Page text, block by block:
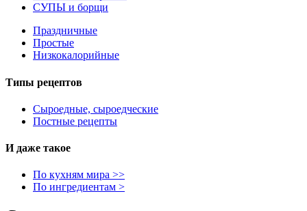
СУПЫ и борщи
Праздничные
Простые
Низкокалорийные
Типы рецептов
Сыроедные, сыроедческие
Постные рецепты
И даже такое
По кухням мира >>
По ингредиентам >